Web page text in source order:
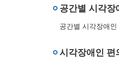
공간별 시각
공간별 시각장애
시각장애인